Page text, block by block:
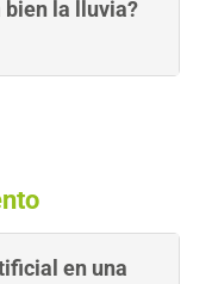
la lluvia?
en una